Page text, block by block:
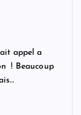
appel a
! Beaucoup